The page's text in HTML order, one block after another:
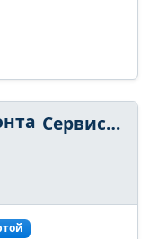
Сервис выездного ремонта